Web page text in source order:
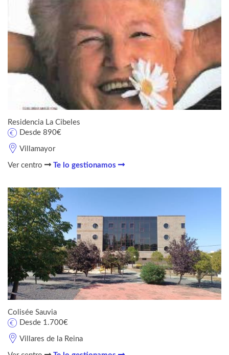
Residencia La Cibeles
Villamayor
Desde 890€
Ver centro Te lo gestionamos
Colisée Sauvia
Villares de la Reina
Desde 1.700€